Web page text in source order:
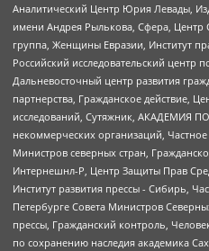
Аналитический Центр Юрия Левады,
имени Андрея Рылькова, Сфера,
группа, Женщины Евразии, Институт
Российский исследовательский центр
Дальневосточный центр развития
партнерства, Гражданское действие,
исследований, Сутяжник, АКАДЕМИЯ
некоммерческих организаций,
Министров северных стран,
Интернешнл-Р, Центр Защиты Прав
Институт развития прессы - Сибирь,
Петербурге Совета Министров
прессы, Гражданский контроль,
по сохранению наследия академика